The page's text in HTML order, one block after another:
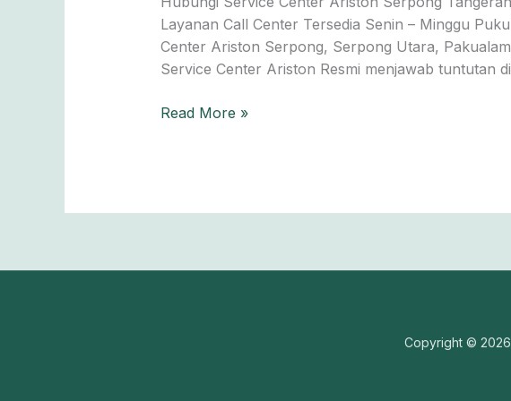
Layanan Call Center Tersedia Senin – Minggu
Center Ariston Serpong, Serpong Utara,
Service Center Ariston Resmi menjawab tuntutan
—
Terjangkau,
Hasil
Maksimal!
Read More »
Copyright ©